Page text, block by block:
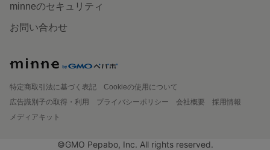
minneのセキュリティ
お問い合わせ
特定商取引法に基づく表記
Cookieの使用について
広告識別子の取得・利用
プライバシーポリシー 会社概要
採用情報
メディアキット
©GMO Pepabo, Inc. All rights reserved.